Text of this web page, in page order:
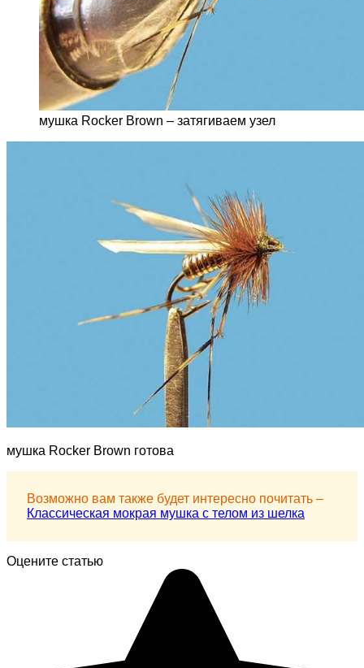
мушка Rocker Brown – затягиваем узел
мушка Rocker Brown готова
Возможно вам также будет интересно почитать –
Классическая мокрая мушка с телом из шелка
Оцените статью